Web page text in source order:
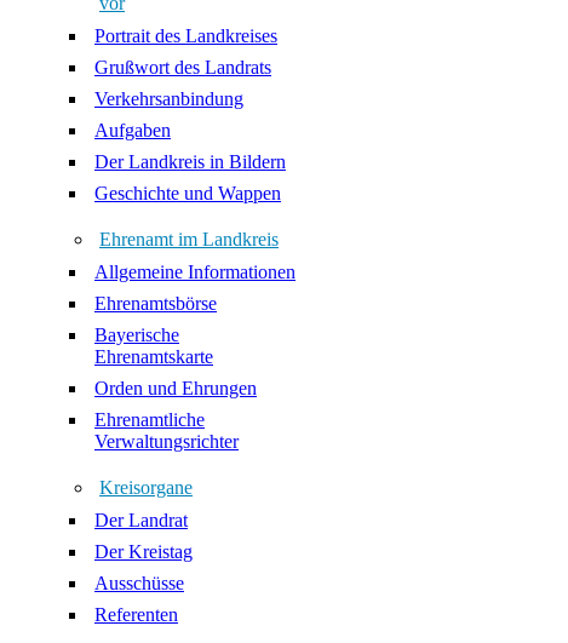
Portrait des Landkreises
Grußwort des Landrats
Verkehrsanbindung
Aufgaben
Der Landkreis in Bildern
Geschichte und Wappen
Ehrenamt im Landkreis
Allgemeine Informationen
Ehrenamtsbörse
Bayerische
Ehrenamtskarte
Orden und Ehrungen
Ehrenamtliche
Verwaltungsrichter
Kreisorgane
Der Landrat
Der Kreistag
Ausschüsse
Referenten